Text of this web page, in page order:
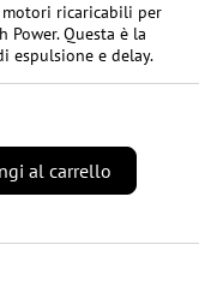
ricaricabili per
Questa è la
espulsione e delay.
al carrello